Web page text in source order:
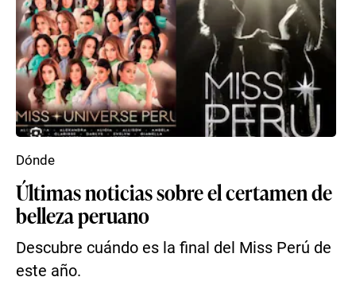
Últimas noticias sobre el certamen de
belleza peruano
Descubre cuándo es la final del Miss Perú de
este año.
Dónde